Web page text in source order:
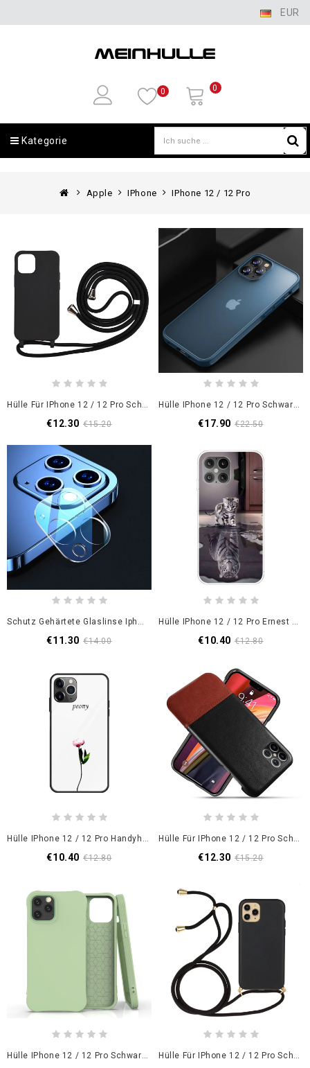
EUR
0 0
Kategorie
Apple IPhone IPhone 12 / 12 Pro
Hülle Für IPhone 12 / 12 Pro Schwarz Silikon Und Schnur
€12.30 €15.20
Hülle IPhone 12 / 12 Pro Schwarz Hybrid-Jazz-Serie Ipaky
€17.90 €22.50
Schutz Gehärtete Glaslinse Iphone 12 Pro Joyroom
€11.30 €14.00
Hülle IPhone 12 / 12 Pro Ernest Den Tiger
€10.40 €12.80
Hülle IPhone 12 / 12 Pro Handyhülle Rosa Pfingstrose
€10.40 €12.80
Hülle Für IPhone 12 / 12 Pro Schwarz Ksq Zweifarbiger Ledereffekt
€12.30 €15.20
Hülle IPhone 12 / 12 Pro Schwarz Flexibles Mattes Silikon Hülle Für IPhone 12 / 12 Pro Schwarz Silikon Und Kordel